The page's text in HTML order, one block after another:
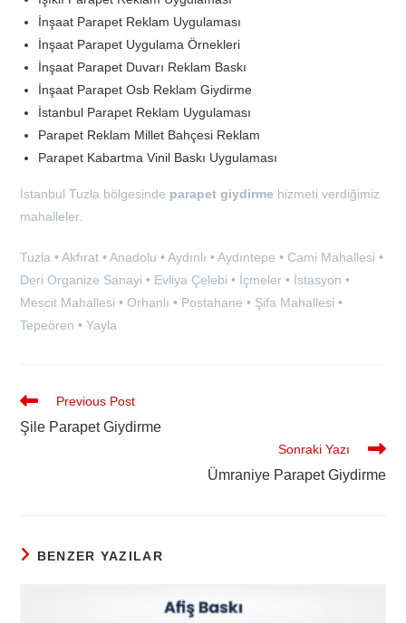
İnşaat Parapet Reklam Uygulaması
İnşaat Parapet Uygulama Örnekleri
İnşaat Parapet Duvarı Reklam Baskı
İnşaat Parapet Osb Reklam Giydirme
İstanbul Parapet Reklam Uygulaması
Parapet Reklam Millet Bahçesi Reklam
Parapet Kabartma Vinil Baskı Uygulaması
İstanbul Tuzla bölgesinde parapet giydirme hizmeti verdiğimiz
mahalleler.
Tuzla • Akfırat • Anadolu • Aydınlı • Aydıntepe • Cami Mahallesi •
Deri Organize Sanayi • Evliya Çelebi • İçmeler • İstasyon •
Mescit Mahallesi • Orhanlı • Postahane • Şifa Mahallesi •
Tepeören • Yayla
Previous Post
Şile Parapet Giydirme
Sonraki Yazı
Ümraniye Parapet Giydirme
BENZER YAZILAR